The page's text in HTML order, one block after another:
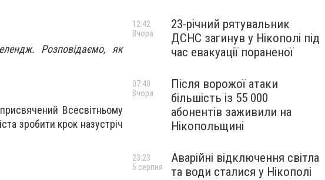
Розповідаємо, як
Всесвітньому
зробити крок назустріч
23-річний рятувальник
ДСНС загинув у Нікополі під
час евакуації пораненої
12:42
Вчора
Після ворожої атаки
більшість із 55 000
абонентів заживили на
Нікопольщині
07:40
Вчора
Аварійні відключення світла
та води сталися у Нікополі
23:23
5 серпня